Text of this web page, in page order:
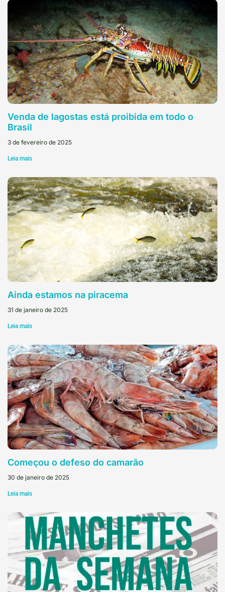
Venda de lagostas está proibida em todo o
Brasil
3 de fevereiro de 2025
Leia mais
Ainda estamos na piracema
31 de janeiro de 2025
Leia mais
Começou o defeso do camarão
30 de janeiro de 2025
Leia mais